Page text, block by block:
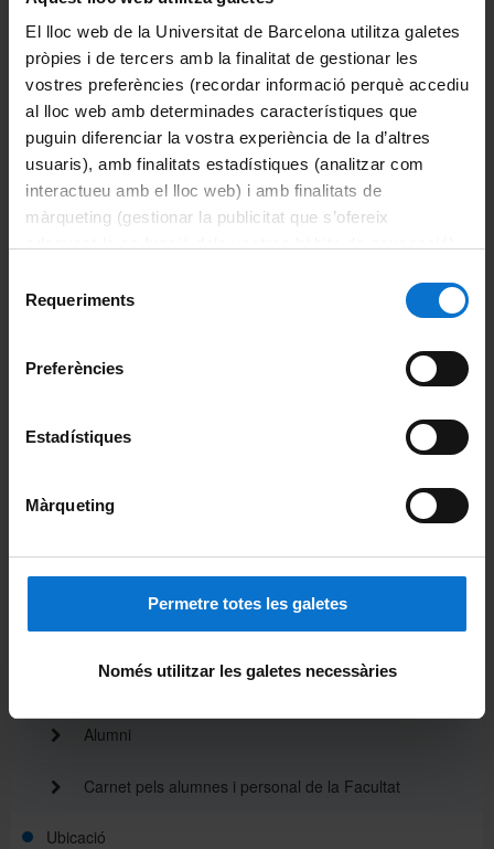
El lloc web de la Universitat de Barcelona utilitza galetes
pròpies i de tercers amb la finalitat de gestionar les
vostres preferències (recordar informació perquè accediu
al lloc web amb determinades característiques que
puguin diferenciar la vostra experiència de la d’altres
usuaris), amb finalitats estadístiques (analitzar com
interactueu amb el lloc web) i amb finalitats de
màrqueting (gestionar la publicitat que s’ofereix
consultar laPolítica de galetes del lloc web de la
Requeriments
Preferències
Estadístiques
Màrqueting
Permetre totes les galetes
Només utilitzar les galetes necessàries
La Facultat
Coneix la facultat
Organització i estructura
Acte de graduació
Agenda
Pòdcast ἀκουστικός (akoustikós)
Beques de col·laboració
Alumni
Carnet pels alumnes i personal de la Facultat
Ubicació
Alumni UB